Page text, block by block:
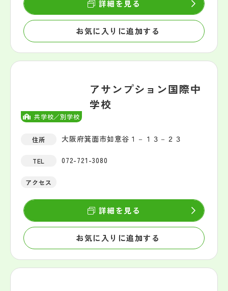
お気に入りに追加する
詳細を見る
共学校／別学校
アサンプション国際中
学校
住所 大阪府箕面市如意谷１－１３－２３
TEL 072-721-3080
アクセス
お気に入りに追加する
詳細を見る